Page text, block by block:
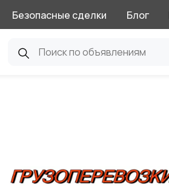
Безопасные сделки Блог